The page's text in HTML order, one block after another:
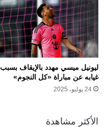
ليونيل ميسي مهدد بالإيقاف بسبب
غيابه عن مباراة «كل النجوم»
24 يوليو، 2025
الأكثر مشاهدة